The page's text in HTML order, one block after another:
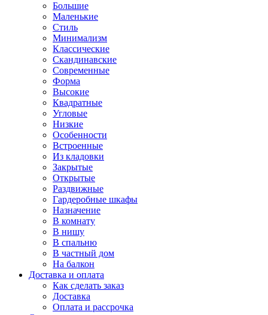
Большие
Маленькие
Стиль
Минимализм
Классические
Скандинавские
Современные
Форма
Высокие
Квадратные
Угловые
Низкие
Особенности
Встроенные
Из кладовки
Закрытые
Открытые
Раздвижные
Гардеробные шкафы
Назначение
В комнату
В нишу
В спальню
В частный дом
На балкон
Доставка и оплата
Как сделать заказ
Доставка
Оплата и рассрочка